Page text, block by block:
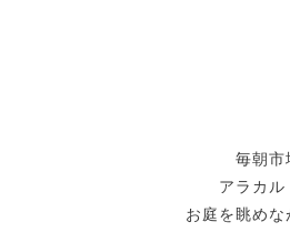
毎朝市
アラカル
お庭を眺め